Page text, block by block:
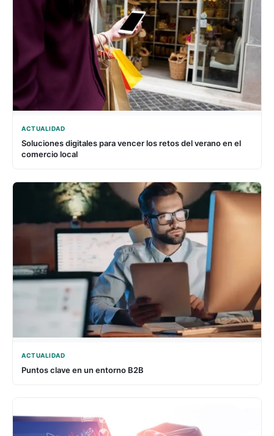
ACTUALIDAD
Soluciones digitales para vencer los retos del verano en el
comercio local
ACTUALIDAD
Puntos clave en un entorno B2B